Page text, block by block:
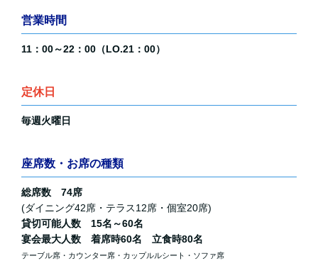
営業時間
11：00～22：00 （LO.21：00）
定休日
毎週火曜日
座席数・お席の種類
総席数 74席
(ダイニング42席・テラス12席・個室20席)
貸切可能人数 15名～60名
宴会最大人数 着席時60名 立食時80名
テーブル席・カウンター席・カップルルシート・ソファ席